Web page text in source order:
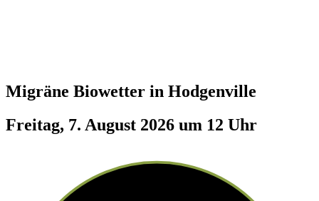
Migräne Biowetter in Hodgenville
Freitag, 7. August 2026 um 12 Uhr